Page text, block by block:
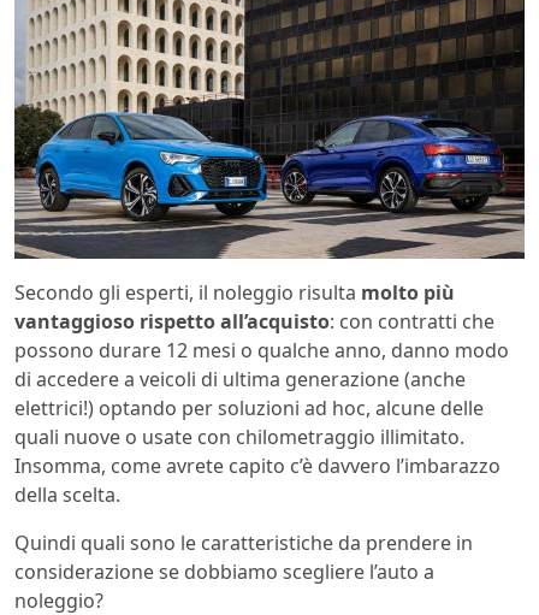
Secondo gli esperti, il noleggio risulta molto più
vantaggioso rispetto all’acquisto: con contratti che
possono durare 12 mesi o qualche anno, danno modo
di accedere a veicoli di ultima generazione (anche
elettrici!) optando per soluzioni ad hoc, alcune delle
quali nuove o usate con chilometraggio illimitato.
Insomma, come avrete capito c’è davvero l’imbarazzo
della scelta.
Quindi quali sono le caratteristiche da prendere in
considerazione se dobbiamo scegliere l’auto a
noleggio?